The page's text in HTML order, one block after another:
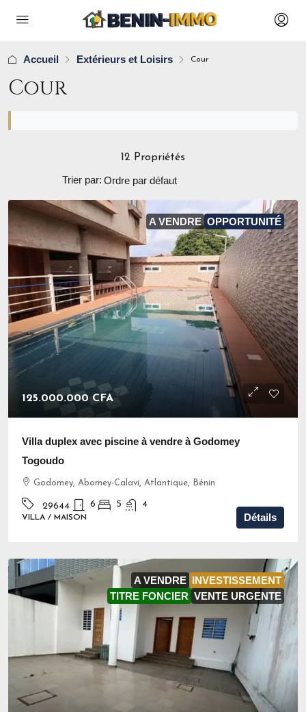
Accueil Extérieurs et Loisirs Cour
Cour
12 Propriétés
Trier par:
A VENDRE OPPORTUNITÉ
125.000.000 CFA
Villa duplex avec piscine à vendre à Godomey
Togoudo
Godomey, Abomey-Calavi, Atlantique, Bénin
29644 6 5 4
VILLA / MAISON Détails
A VENDRE INVESTISSEMENT
TITRE FONCIER VENTE URGENTE